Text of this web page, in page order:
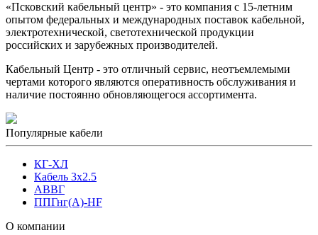
«Псковский кабельный центр» - это компания с 15-летним
опытом федеральных и международных поставок кабельной,
электротехнической, светотехнической продукции
российских и зарубежных производителей.
Кабельный Центр - это отличный сервис, неотъемлемыми
чертами которого являются оперативность обслуживания и
наличие постоянно обновляющегося ассортимента.
Популярные кабели
КГ-ХЛ
Кабель 3x2.5
АВВГ
ППГнг(А)-HF
О компании